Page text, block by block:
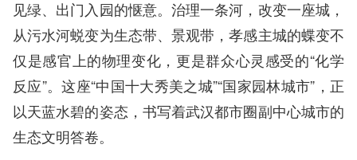
见绿、出门入园的惬意。治理一条河，改变一座城，
从污水河蜕变为生态带、景观带，孝感主城的蝶变不
仅是感官上的物理变化，更是群众心灵感受的“化学
反应”。这座“中国十大秀美之城”“国家园林城市”，正
以天蓝水碧的姿态，书写着武汉都市圈副中心城市的
生态文明答卷。